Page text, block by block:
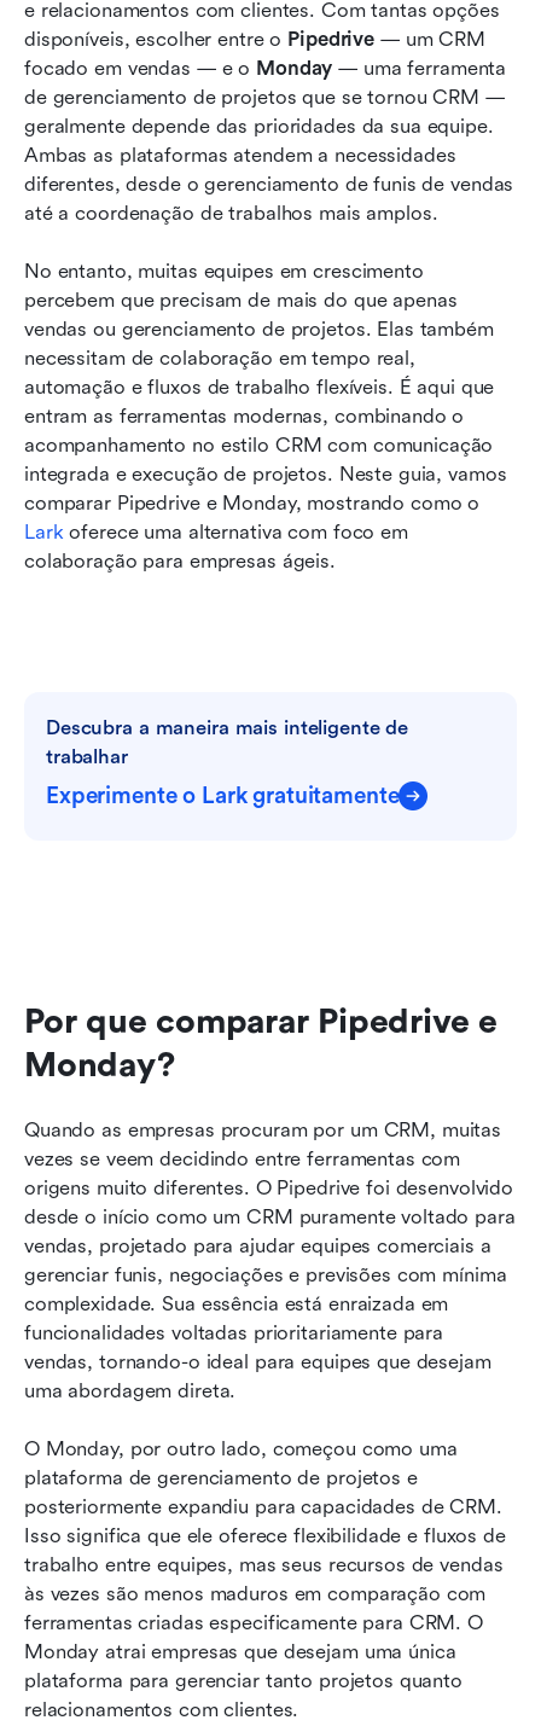
e relacionamentos com clientes. Com tantas opções
disponíveis, escolher entre o Pipedrive — um CRM
focado em vendas — e o Monday — uma ferramenta
de gerenciamento de projetos que se tornou CRM —
geralmente depende das prioridades da sua equipe.
Ambas as plataformas atendem a necessidades
diferentes, desde o gerenciamento de funis de vendas
até a coordenação de trabalhos mais amplos.
No entanto, muitas equipes em crescimento
percebem que precisam de mais do que apenas
vendas ou gerenciamento de projetos. Elas também
necessitam de colaboração em tempo real,
automação e fluxos de trabalho flexíveis. É aqui que
entram as ferramentas modernas, combinando o
acompanhamento no estilo CRM com comunicação
integrada e execução de projetos. Neste guia, vamos
Lark oferece uma alternativa com foco em
colaboração para empresas ágeis.
Descubra a maneira mais inteligente de
trabalhar
Experimente o Lark gratuitamente
Por que comparar Pipedrive e
Monday?
Quando as empresas procuram por um CRM, muitas
vezes se veem decidindo entre ferramentas com
origens muito diferentes. O Pipedrive foi desenvolvido
desde o início como um CRM puramente voltado para
vendas, projetado para ajudar equipes comerciais a
gerenciar funis, negociações e previsões com mínima
complexidade. Sua essência está enraizada em
funcionalidades voltadas prioritariamente para
vendas, tornando-o ideal para equipes que desejam
uma abordagem direta.
O Monday, por outro lado, começou como uma
plataforma de gerenciamento de projetos e
posteriormente expandiu para capacidades de CRM.
Isso significa que ele oferece flexibilidade e fluxos de
trabalho entre equipes, mas seus recursos de vendas
às vezes são menos maduros em comparação com
ferramentas criadas especificamente para CRM. O
Monday atrai empresas que desejam uma única
plataforma para gerenciar tanto projetos quanto
relacionamentos com clientes.
Conclusão
Perguntas frequentes
Leitura relacionada